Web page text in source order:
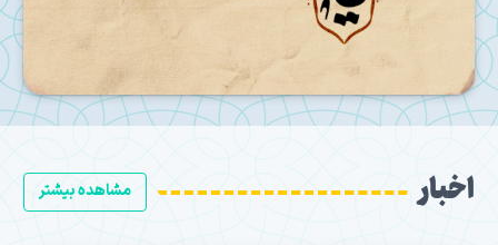
مشاهده بیشتر اخبار